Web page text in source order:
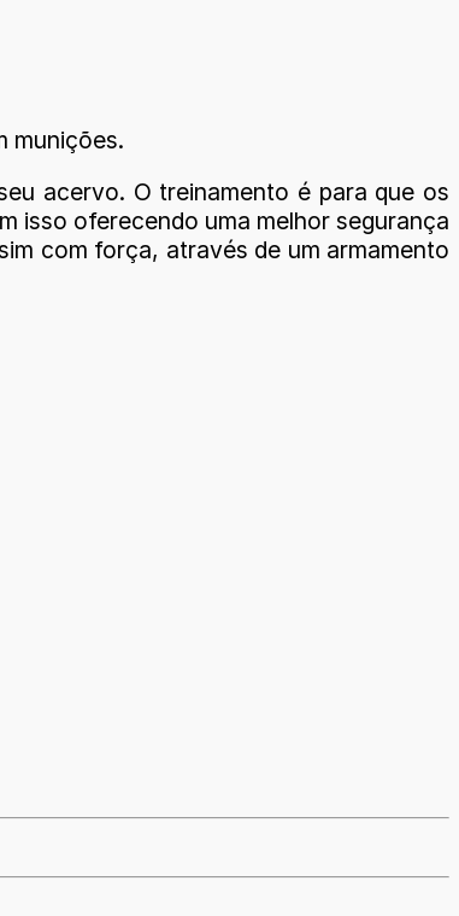
munições.
acervo. O treinamento é para que os
isso oferecendo uma melhor segurança
com força, através de um armamento